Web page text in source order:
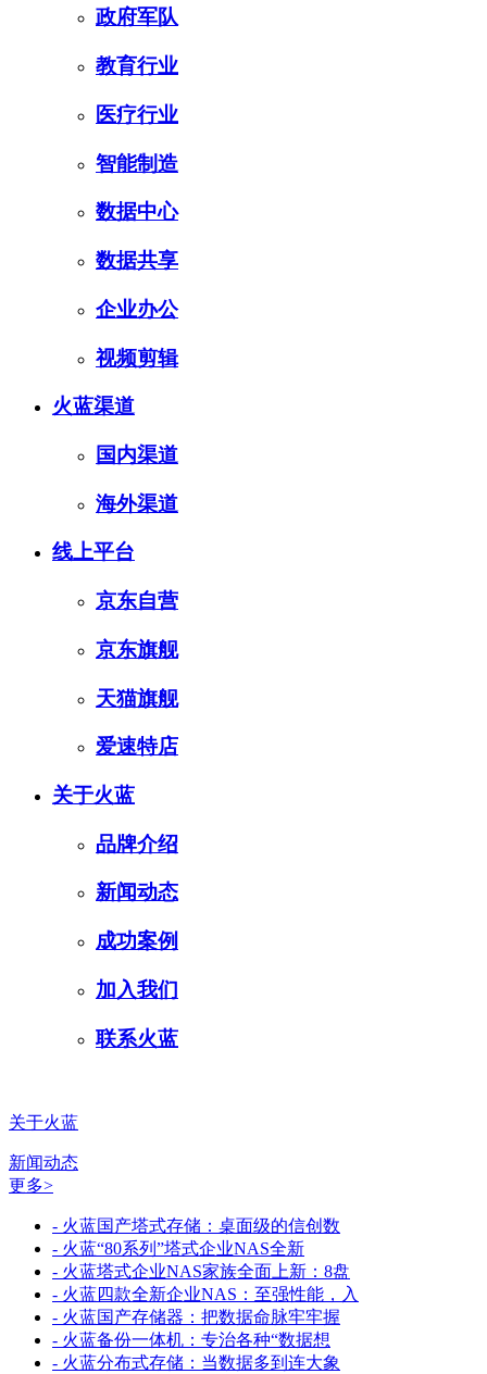
政府军队
教育行业
医疗行业
智能制造
数据中心
数据共享
企业办公
视频剪辑
火蓝渠道
国内渠道
海外渠道
线上平台
京东自营
京东旗舰
天猫旗舰
爱速特店
关于火蓝
品牌介绍
新闻动态
成功案例
加入我们
联系火蓝
关于火蓝
新闻动态
更多>
- 火蓝国产塔式存储：桌面级的信创数
- 火蓝“80系列”塔式企业NAS全新
- 火蓝塔式企业NAS家族全面上新：8盘
- 火蓝四款全新企业NAS：至强性能，入
- 火蓝国产存储器：把数据命脉牢牢握
- 火蓝备份一体机：专治各种“数据想
- 火蓝分布式存储：当数据多到连大象